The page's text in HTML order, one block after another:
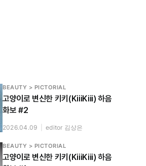
BEAUTY > PICTORIAL
고양이로 변신한 키키(KiiiKiii) 하음
화보 #2
2026.04.09 editor 김상은
BEAUTY > PICTORIAL
고양이로 변신한 키키(KiiiKiii) 하음